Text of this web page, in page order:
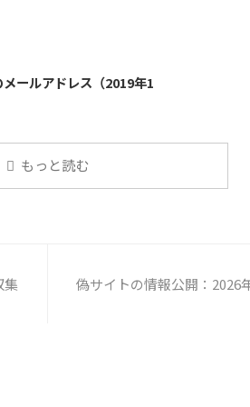
ールアドレス（2019年1
もっと読む
集 偽サイトの情報公開：2026